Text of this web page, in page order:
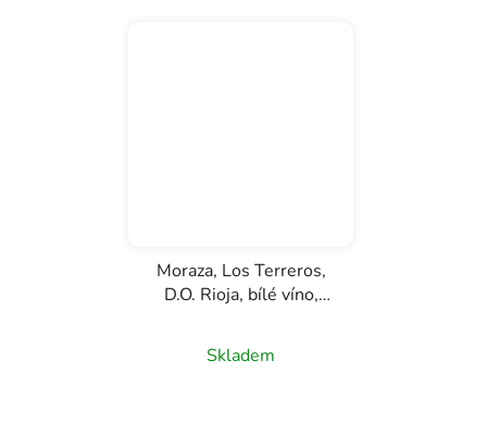
Moraza, Los Terreros,
D.O. Rioja, bílé víno,
Skladem